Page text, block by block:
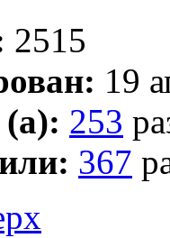
2515
19
253
367